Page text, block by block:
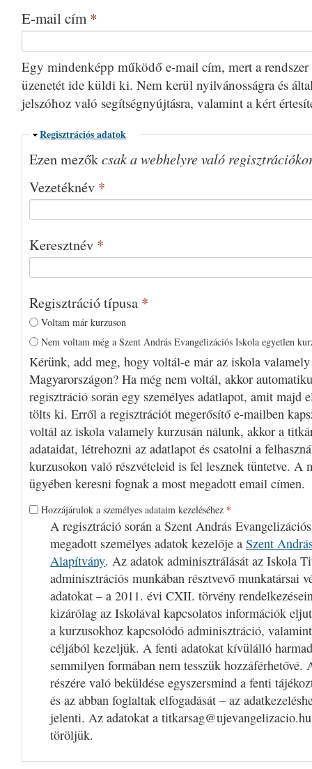
E-mail cím *
Egy mindenképp működő e-mail cím, mert a rendszer
üzenetét ide küldi ki. Nem kerül nyilvánosságra és
jelszóhoz való segítségnyújtásra, valamint a kért
Elrejtés
Regisztrációs adatok
Ezen mezőkcsak a webhelyre való
Vezetéknév *
Keresztnév *
Regisztráció típusa *
Voltam már kurzuson
Nem voltam még a Szent András Evangelizációs Iskola egyetlen
Kérünk, add meg, hogy voltál-e már az iskola
Magyarországon? Ha még nem voltál, akkor
regisztráció során egy személyes adatlapot, amit majd
tölts ki. Erről a regisztrációt megerősítő e-mailben
voltál az iskola valamely kurzusán nálunk, akkor a
adataidat, létrehozni az adatlapot és csatolni a
kurzusokon való részvételeid is fel lesznek tüntetve. A
ügyében keresni fognak a most megadott email címen.
Hozzájárulok a személyes adataim kezeléséhez *
A regisztráció során a Szent András
megadott személyes adatok kezelője aSzent
Alapítvány. Az adatok adminisztrálását az Iskola
adminisztrációs munkában résztvevő munkatársai
adatokat – a 2011. évi CXII. törvény
kizárólag az Iskolával kapcsolatos információk
a kurzusokhoz kapcsolódó adminisztráció,
céljából kezeljük. A fenti adatokat kívülálló
semmilyen formában nem tesszük hozzáférhetővé.
részére való beküldése egyszersmind a fenti
és az abban foglaltak elfogadását – az
jelenti. Az adatokat a
töröljük.